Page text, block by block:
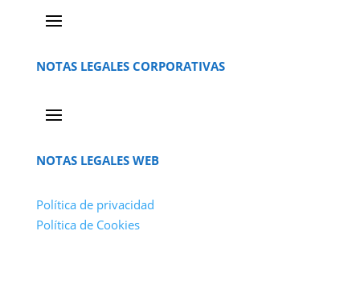
NOTAS LEGALES CORPORATIVAS
NOTAS LEGALES WEB
Política de privacidad
Política de Cookies